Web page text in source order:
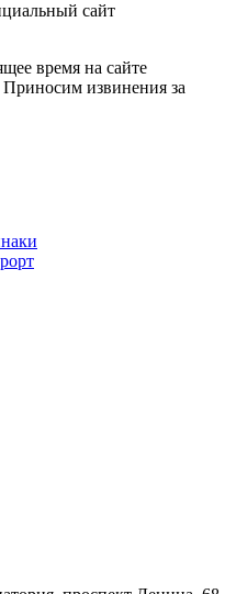
сайт
время на сайте
Приносим извинения за